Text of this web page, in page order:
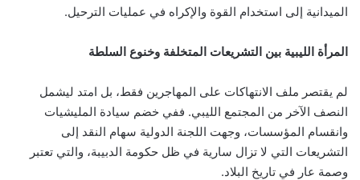
الميدانية إلى استخدام القوة والإكراه في عمليات الترحيل.
المرأة الليبية بين التشريعات المتخلفة وخنوع السلطة
لم يقتصر ملف الانتهاكات على المهاجرين فقط، بل امتد ليشمل
النصف الآخر من المجتمع الليبي. ففي خضم سيادة المليشيات
وانقسام المؤسسات، وجهت اللجنة الدولية سهام النقد إلى
التشريعات التي لا تزال سارية في ظل حكومة الدبيبة، والتي تعتبر
وصمة عار في تاريخ البلاد.